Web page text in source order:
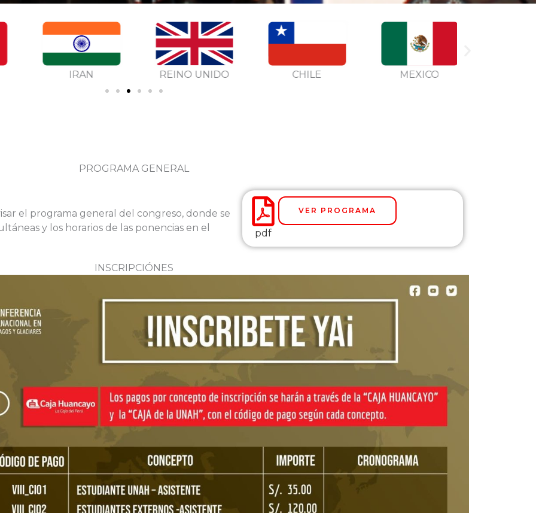
IRAN REINO UNIDO CHILE MEXICO
PROGRAMA GENERAL
el programa general del congreso, donde se
y los horarios de las ponencias en el
pdf
VER PROGRAMA
INSCRIPCIÓNES